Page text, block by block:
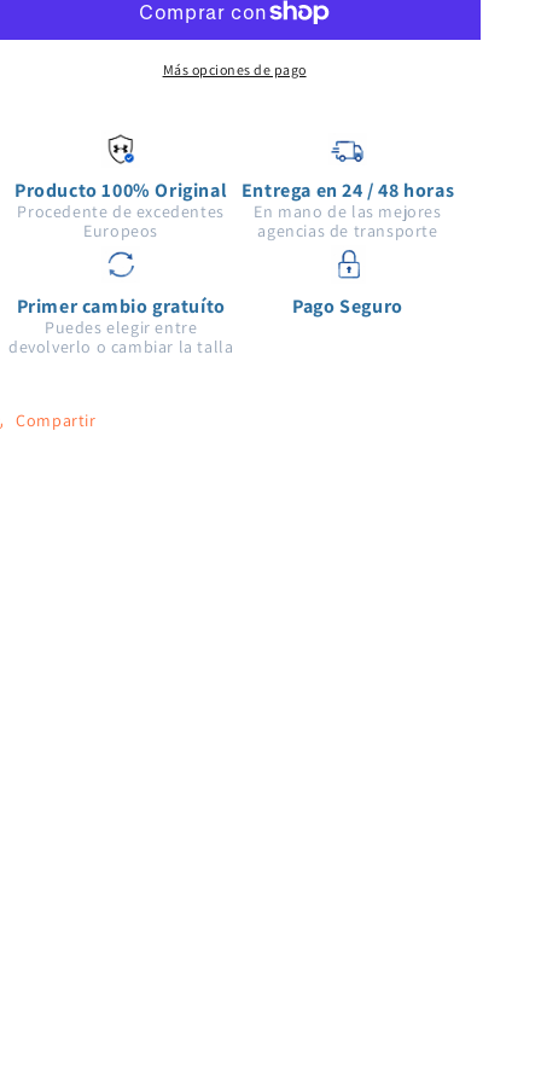
in
Armour
in
de
Under
Armour
Más opciones de pago
Producto 100% Original
Procedente de excedentes
Europeos
Entrega en 24 / 48 horas
En mano de las mejores
agencias de transporte
Primer cambio gratuíto
Puedes elegir entre
devolverlo o cambiar la talla
Pago Seguro
Compartir